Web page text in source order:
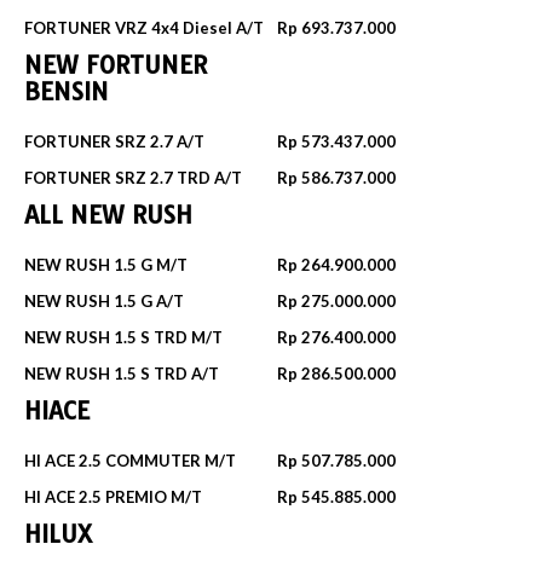
FORTUNER VRZ 4x4 Diesel A/T
Rp 693.737.000
NEW FORTUNER
BENSIN
FORTUNER SRZ 2.7 A/T
Rp 573.437.000
FORTUNER SRZ 2.7 TRD A/T
Rp 586.737.000
ALL NEW RUSH
NEW RUSH 1.5 G M/T
Rp 264.900.000
NEW RUSH 1.5 G A/T
Rp 275.000.000
NEW RUSH 1.5 S TRD M/T
Rp 276.400.000
NEW RUSH 1.5 S TRD A/T
Rp 286.500.000
HIACE
HI ACE 2.5 COMMUTER M/T
Rp 507.785.000
HI ACE 2.5 PREMIO M/T
Rp 545.885.000
HILUX